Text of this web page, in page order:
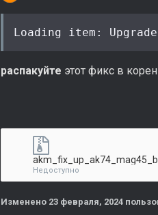
Loading item:
распакуйте этот фикс в
Недоступно
Изменено 23 февраля, 2024